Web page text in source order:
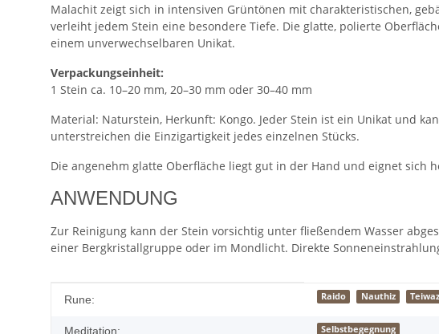
Malachit zeigt sich in intensiven Grüntönen mit charakteristischen,
verleiht jedem Stein eine besondere Tiefe. Die glatte, polierte
einem unverwechselbaren Unikat.
Verpackungseinheit:
1 Stein ca. 10–20 mm, 20–30 mm oder 30–40 mm
Material: Naturstein, Herkunft: Kongo. Jeder Stein ist ein Unikat und
unterstreichen die Einzigartigkeit jedes einzelnen Stücks.
Die angenehm glatte Oberfläche liegt gut in der Hand und eignet sich
ANWENDUNG
Zur Reinigung kann der Stein vorsichtig unter fließendem Wasser
einer Bergkristallgruppe oder im Mondlicht. Direkte
Produkteigenschaft
Wert
Rune: Raido Nauthiz Teiwaz
Meditation: Selbstbegegnung